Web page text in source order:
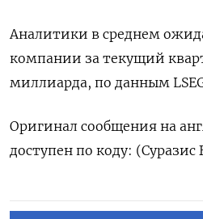
Аналитики в среднем
компании за текущий
миллиарда, по данным
Оригинал сообщения на
доступен по коду: (Суразис